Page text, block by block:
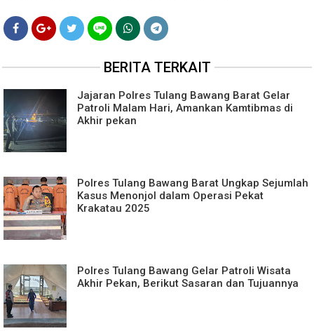
BERITA TERKAIT
Jajaran Polres Tulang Bawang Barat Gelar
Patroli Malam Hari, Amankan Kamtibmas di
Akhir pekan
Polres Tulang Bawang Barat Ungkap Sejumlah
Kasus Menonjol dalam Operasi Pekat
Krakatau 2025
Polres Tulang Bawang Gelar Patroli Wisata
Akhir Pekan, Berikut Sasaran dan Tujuannya